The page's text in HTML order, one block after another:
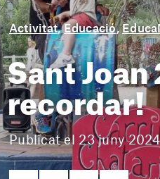
Activitat,Educació,
Sant
recordar!
Publicat el 23 juny 2024